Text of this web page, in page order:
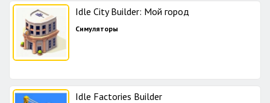
Idle City Builder: Мой город
Симуляторы
Idle Factories Builder